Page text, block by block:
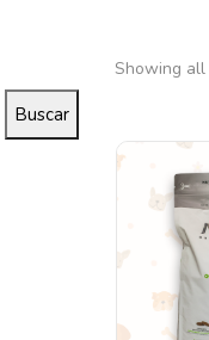
Buscar
Showing